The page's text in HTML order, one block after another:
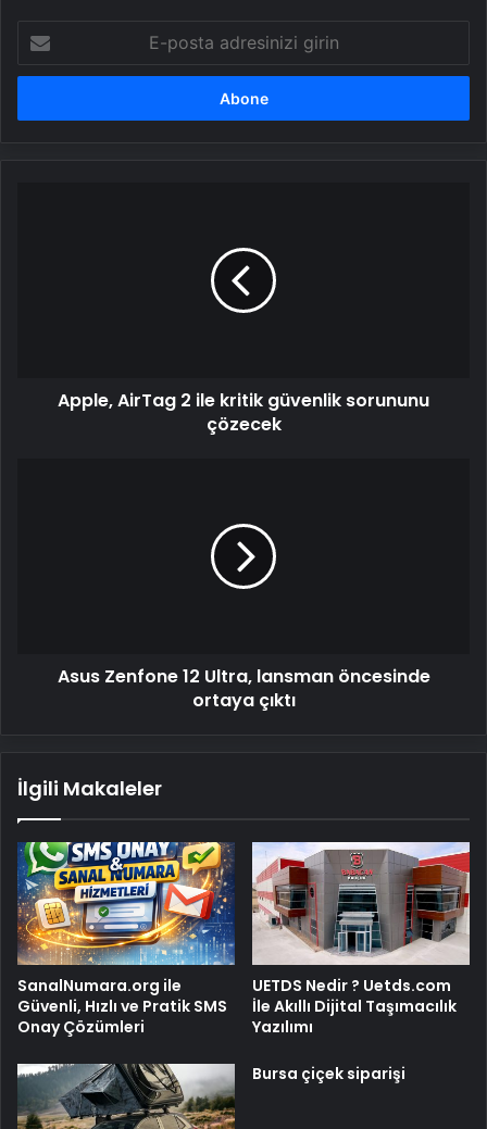
posta
adresinizi
Apple, AirTag 2 ile kritik güvenlik sorununu
çözecek
Asus Zenfone 12 Ultra, lansman öncesinde
ortaya çıktı
İlgili Makaleler
SanalNumara.org ile
Güvenli, Hızlı ve Pratik SMS
Onay Çözümleri
UETDS Nedir ? Uetds.com
İle Akıllı Dijital Taşımacılık
Yazılımı
Bursa çiçek siparişi